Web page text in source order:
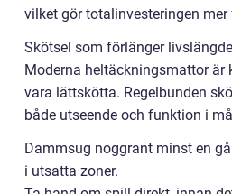
vilket gör totalinvesteringen
Skötsel som förlänger
Moderna heltäckningsmattor är
vara lättskötta. Regelbunden
både utseende och funktion i
Dammsug noggrant minst en
i utsatta zoner.